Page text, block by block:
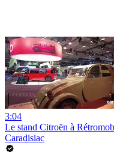
3:04
Le stand Citroën à
Caradisiac